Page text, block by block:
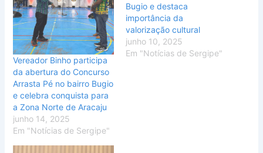
Vereador Binho participa
da abertura do Concurso
Arrasta Pé no bairro Bugio
e celebra conquista para
a Zona Norte de Aracaju
junho 14, 2025
Em "Notícias de Sergipe"
Bugio e destaca
importância da
valorização cultural
junho 10, 2025
Em "Notícias de Sergipe"